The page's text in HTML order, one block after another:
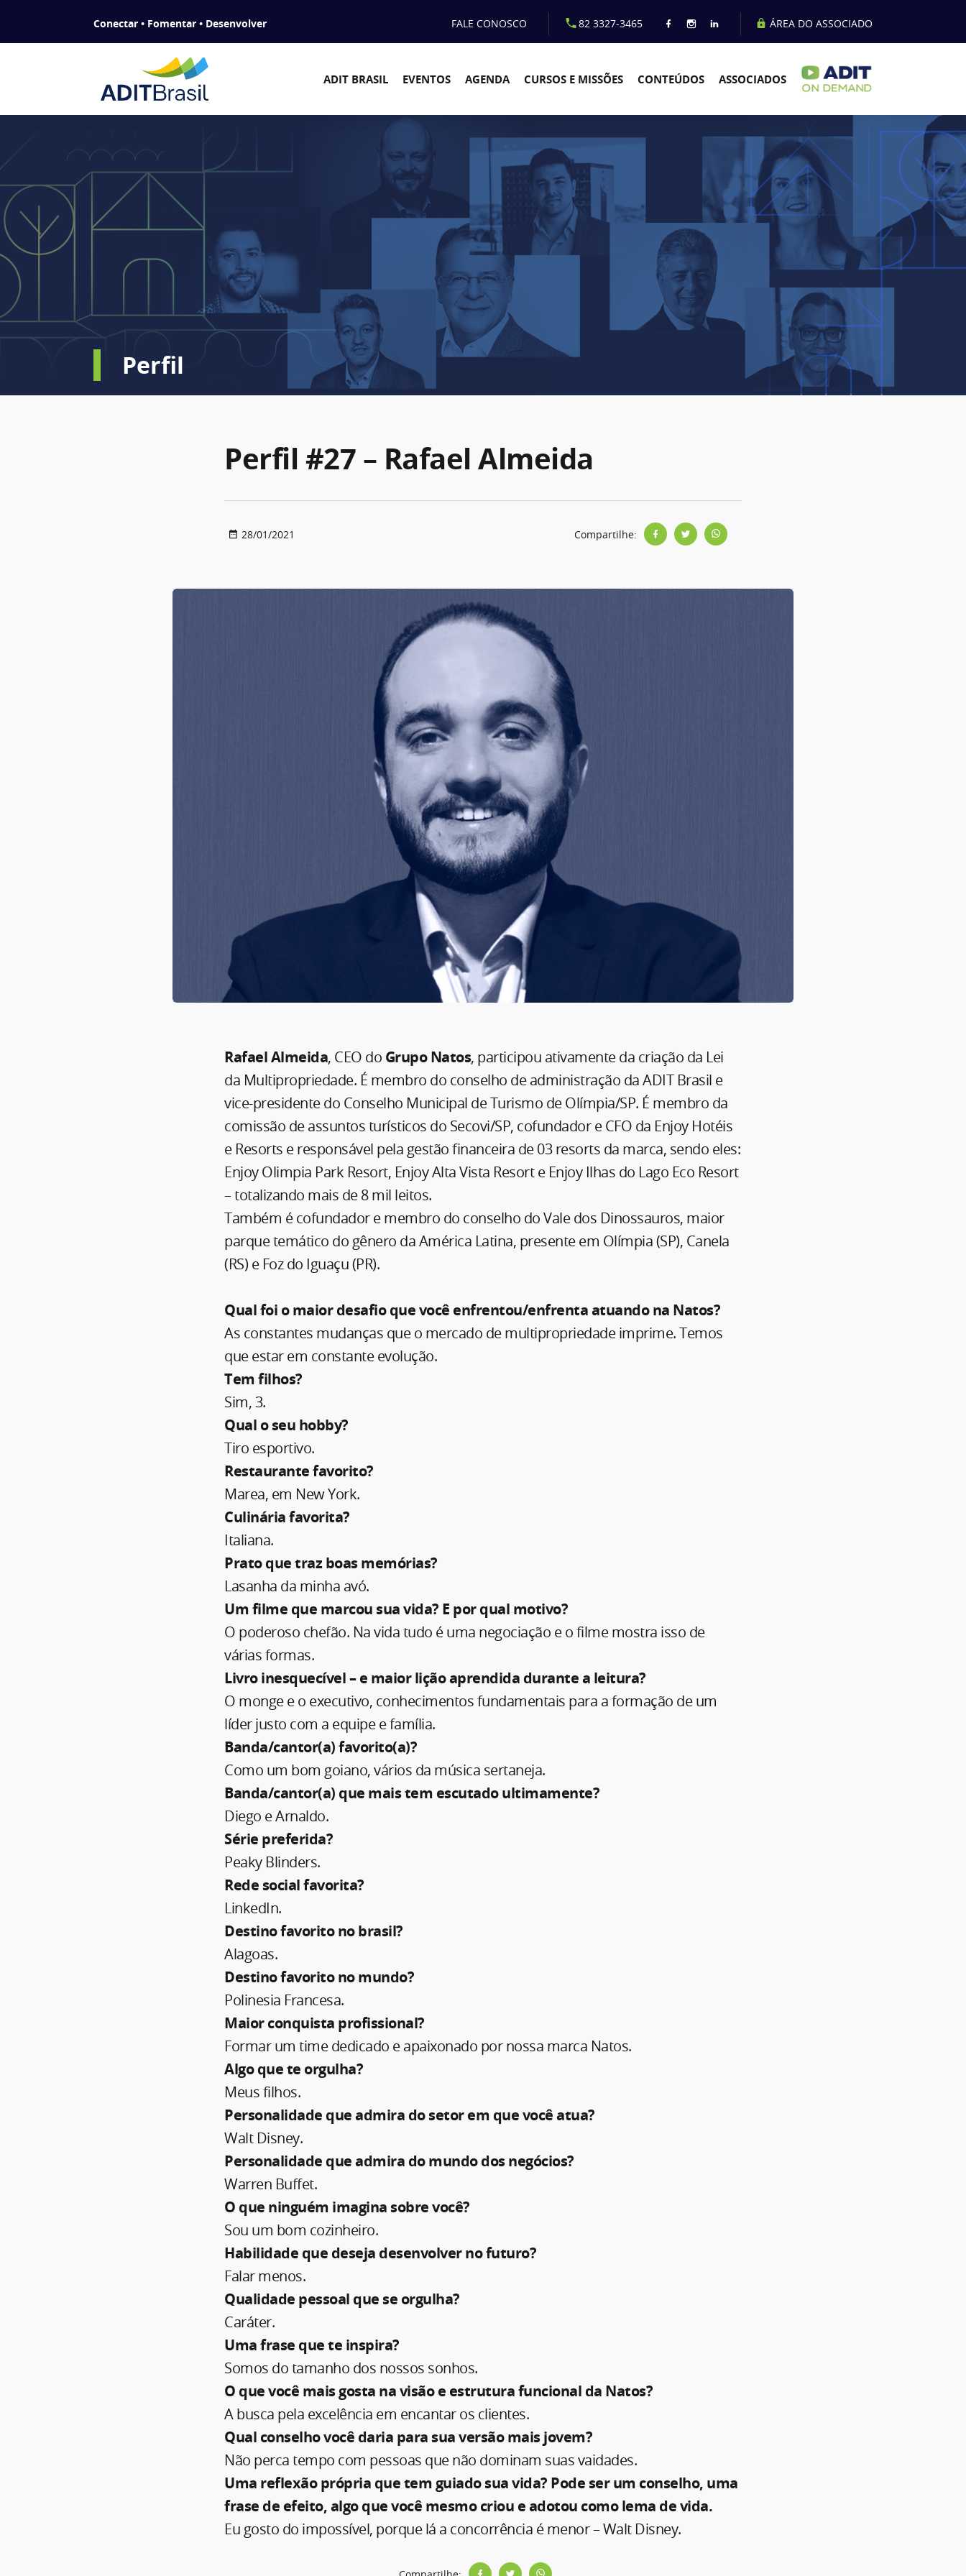
Conectar • Fomentar • Desenvolver FALE CONOSCO 82 3327-3465 ÁREA DO ASSOCIADO
ADIT BRASIL EVENTOS AGENDA CURSOS E MISSÕES CONTEÚDOS ASSOCIADOS
Perfil
Perfil #27 – Rafael Almeida
28/01/2021 Compartilhe:
Rafael Almeida, CEO do Grupo Natos, participou ativamente da criação da Lei
da Multipropriedade. É membro do conselho de administração da ADIT Brasil e
vice-presidente do Conselho Municipal de Turismo de Olímpia/SP. É membro da
comissão de assuntos turísticos do Secovi/SP, cofundador e CFO da Enjoy Hotéis
e Resorts e responsável pela gestão financeira de 03 resorts da marca, sendo eles:
Enjoy Olimpia Park Resort, Enjoy Alta Vista Resort e Enjoy Ilhas do Lago Eco Resort
– totalizando mais de 8 mil leitos.
Também é cofundador e membro do conselho do Vale dos Dinossauros, maior
parque temático do gênero da América Latina, presente em Olímpia (SP), Canela
(RS) e Foz do Iguaçu (PR).
Qual foi o maior desafio que você enfrentou/enfrenta atuando na Natos?
As constantes mudanças que o mercado de multipropriedade imprime. Temos
que estar em constante evolução.
Tem filhos?
Sim, 3.
Qual o seu hobby?
Tiro esportivo.
Restaurante favorito?
Marea, em New York.
Culinária favorita?
Italiana.
Prato que traz boas memórias?
Lasanha da minha avó.
Um filme que marcou sua vida? E por qual motivo?
O poderoso chefão. Na vida tudo é uma negociação e o filme mostra isso de
várias formas.
Livro inesquecível – e maior lição aprendida durante a leitura?
O monge e o executivo, conhecimentos fundamentais para a formação de um
líder justo com a equipe e família.
Banda/cantor(a) favorito(a)?
Como um bom goiano, vários da música sertaneja.
Banda/cantor(a) que mais tem escutado ultimamente?
Diego e Arnaldo.
Série preferida?
Peaky Blinders.
Rede social favorita?
LinkedIn.
Destino favorito no brasil?
Alagoas.
Destino favorito no mundo?
Polinesia Francesa.
Maior conquista profissional?
Formar um time dedicado e apaixonado por nossa marca Natos.
Algo que te orgulha?
Meus filhos.
Personalidade que admira do setor em que você atua?
Walt Disney.
Personalidade que admira do mundo dos negócios?
Warren Buffet.
O que ninguém imagina sobre você?
Sou um bom cozinheiro.
Habilidade que deseja desenvolver no futuro?
Falar menos.
Qualidade pessoal que se orgulha?
Caráter.
Uma frase que te inspira?
Somos do tamanho dos nossos sonhos.
O que você mais gosta na visão e estrutura funcional da Natos?
A busca pela excelência em encantar os clientes.
Qual conselho você daria para sua versão mais jovem?
Não perca tempo com pessoas que não dominam suas vaidades.
Uma reflexão própria que tem guiado sua vida? Pode ser um conselho, uma
frase de efeito, algo que você mesmo criou e adotou como lema de vida.
Eu gosto do impossível, porque lá a concorrência é menor – Walt Disney.